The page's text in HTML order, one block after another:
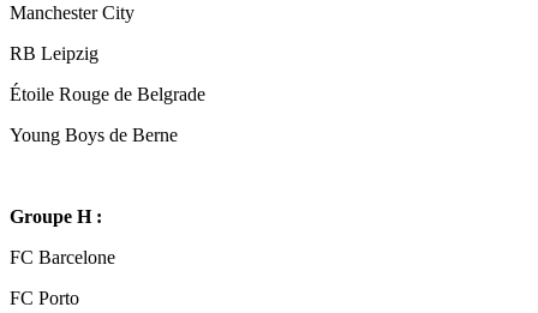
Manchester City
RB Leipzig
Étoile Rouge de Belgrade
Young Boys de Berne
Groupe H :
FC Barcelone
FC Porto